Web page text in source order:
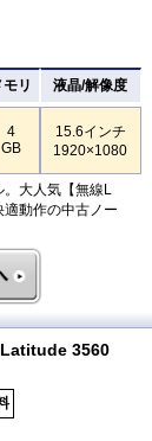
モリ 液晶/解像度
4
GB
15.6インチ
1920×1080
大人気【無線L
動作の中古ノー
Latitude 3560